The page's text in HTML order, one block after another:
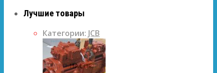
Лучшие товары
Категории: JCB